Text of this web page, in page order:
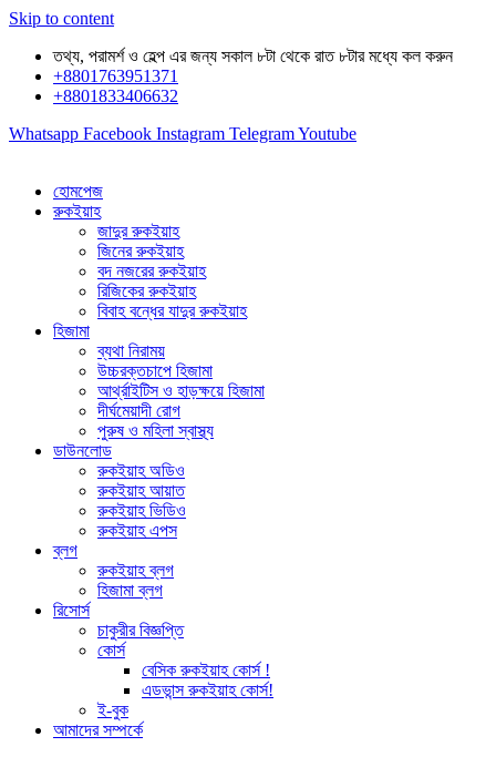
Skip to content
তথ্য, পরামর্শ ও হেল্প এর জন্য সকাল ৮টা থেকে রাত ৮টার মধ্যে কল করুন
+8801763951371
+8801833406632
Whatsapp Facebook Instagram TelegramYoutube
হোমপেজ
রুকইয়াহ
জাদুর রুকইয়াহ
জিনের রুকইয়াহ
বদ নজরের রুকইয়াহ
রিজিকের রুকইয়াহ
বিবাহ বন্ধের যাদুর রুকইয়াহ
হিজামা
ব্যথা নিরাময়
উচ্চরক্তচাপে হিজামা
আর্থ্রাইটিস ও হাড়ক্ষয়ে হিজামা
দীর্ঘমেয়াদী রোগ
পুরুষ ও মহিলা স্বাস্থ্য
ডাউনলোড
রুকইয়াহ অডিও
রুকইয়াহ আয়াত
রুকইয়াহ ভিডিও
রুকইয়াহ এপস
ব্লগ
রুকইয়াহ ব্লগ
হিজামা ব্লগ
রিসোর্স
চাকুরীর বিজ্ঞপ্তি
কোর্স
বেসিক রুকইয়াহ কোর্স !
এডভান্স রুকইয়াহ কোর্স!
ই-বুক
আমাদের সম্পর্কে